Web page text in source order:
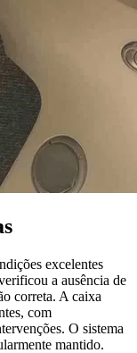
excelentes
a ausência de
correta. A caixa
com
O sistema
mantido.